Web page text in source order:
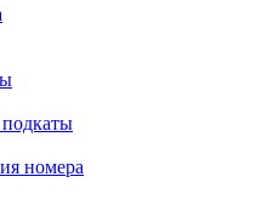
номера